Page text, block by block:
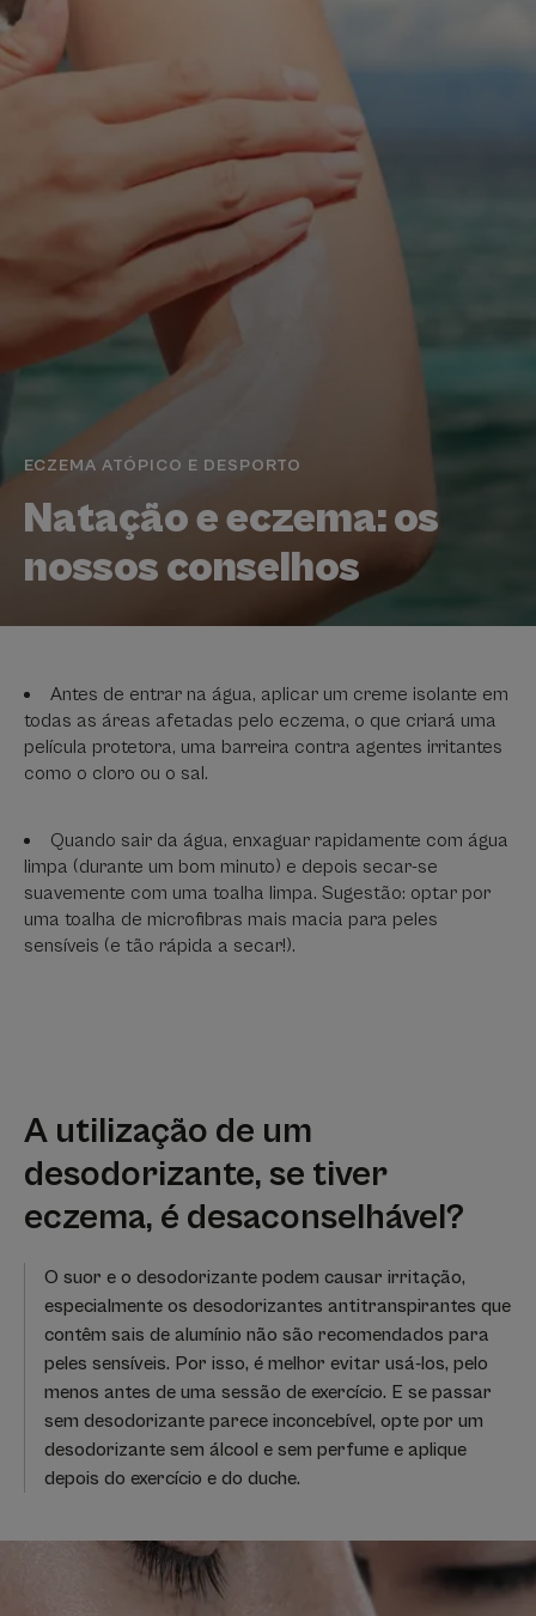
ECZEMA ATÓPICO E DESPORTO
Natação e eczema: os
nossos conselhos
Antes de entrar na água, aplicar um creme isolante em
todas as áreas afetadas pelo eczema, o que criará uma
película protetora, uma barreira contra agentes irritantes
como o cloro ou o sal.
Quando sair da água, enxaguar rapidamente com água
limpa (durante um bom minuto) e depois secar-se
suavemente com uma toalha limpa. Sugestão: optar por
uma toalha de microfibras mais macia para peles
sensíveis (e tão rápida a secar!).
A utilização de um
desodorizante, se tiver
eczema, é desaconselhável?
O suor e o desodorizante podem causar irritação,
especialmente os desodorizantes antitranspirantes que
contêm sais de alumínio não são recomendados para
peles sensíveis. Por isso, é melhor evitar usá-los, pelo
menos antes de uma sessão de exercício. E se passar
sem desodorizante parece inconcebível, opte por um
desodorizante sem álcool e sem perfume e aplique
depois do exercício e do duche.